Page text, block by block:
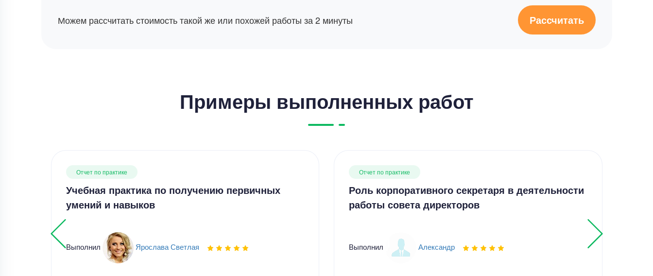
Можем рассчитать стоимость такой же или похожей работы за 2 минуты Рассчитать
Примеры выполненных работ
Отчет по практике
Учебная практика по получению первичных
умений и навыков
Выполнил Ярослава Светлая
Отчет по практике
Роль корпоративного секретаря в деятельности
работы совета директоров
Выполнил Александр